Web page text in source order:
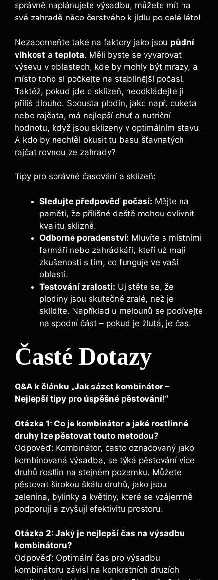
správně naplánujete výsadbu, můžete mít na
své zahradě něco čerstvého k jídlu po celé léto!
Nezapomeňte také na faktory jako jsou půdní
vlhkost a teplota. Měli byste se vyvarovat
výsevu v oblastech, kde by mohly být mrazy, a
místo toho si počkejte na stabilnější počasí.
Taktéž, pokud jde o sklizeň, neodkládejte ji
příliš dlouho. Spousta plodin, jako např. cuketa
nebo rajčata, má nejlepší chuť a nutriční
hodnotu, když jsou sklizeny v optimálním stavu.
A kdo by nechtěl okusit tu basu šťavnatých
rajčat rovnou ze zahrady?
Tipy pro správné časování a sklizeň:
Sledujte předpověď počasí: Mějte na
paměti, že přílišné deště mohou ovlivnit
kvalitu sklizně.
Odborné poradenství: Mluvíte s místními
farmáři nebo zahrádkáři, kteří už mají
zkušenosti s tím, co funguje ve vaší
oblasti.
Testování zralosti: Ujistěte se, že
plodiny jsou skutečně zralé, než je
sklidíte. Například u melounů se podívejte
na spodní část – pokud je žlutá, je čas.
Časté Dotazy
Q&A k článku „Jak sázet kombinátor –
Nejlepší tipy pro úspěšné pěstování!“
Otázka 1: Co je kombinátor a jaké rostlinné
druhy lze pěstovat touto metodou?
Odpověď: Kombinátor, často označovaný jako
kombinovaná výsadba, se týká pěstování více
druhů rostlin na stejném pozemku. Můžete
pěstovat širokou škálu druhů, jako jsou
zelenina, bylinky a květiny, které se vzájemně
podporují a zvyšují efektivitu prostoru.
Otázka 2: Jaký je nejlepší čas na výsadbu
kombinátoru?
Odpověď: Optimální čas pro výsadbu
kombinátoru závisí na konkrétních druzích